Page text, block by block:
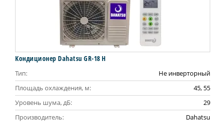
Кондиционер Dahatsu GR-18 H
Тип:
Не инверторный
Площадь охлаждения, м:
45, 55
Уровень шума, дБ:
29
Производитель:
Dahatsu